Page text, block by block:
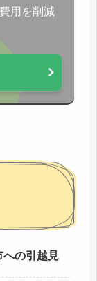
用を削減
への引越見